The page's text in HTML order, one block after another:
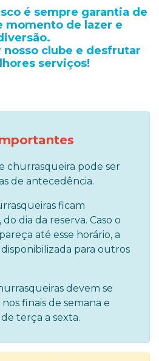
é sempre garantia de
momento de lazer e
clube e desfrutar
serviços!
churrasqueira pode ser
de antecedência.
ficam
dia da reserva. Caso o
até esse horário, a
para outros
devem se
finais de semana e
terça a sexta.